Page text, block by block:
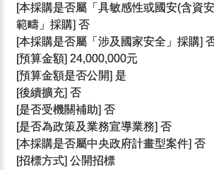
[本採購是否屬「具敏感性或國安(含資
範疇」採購] 否
[本採購是否屬「涉及國家安全」採購]
[預算金額] 24,000,000元
[預算金額是否公開] 是
[後續擴充] 否
[是否受機關補助] 否
[是否為政策及業務宣導業務] 否
[本採購是否屬中央政府計畫型案件] 否
[招標方式] 公開招標